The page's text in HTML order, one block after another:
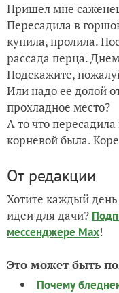
Пришел мне
Пересадила в
купила, пролила.
рассада перца.
Подскажите,
Или надо ее долой
прохладное место?
А то что
корневой была.
От редакции
Хотите каждый
идеи для дачи?
мессенджере Max!
Это может быть
Почему